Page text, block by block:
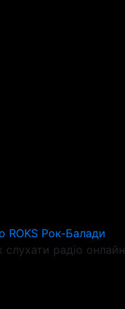
ROKS Рок-Балади
слухати радіо онлайн